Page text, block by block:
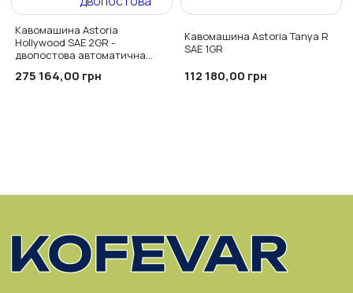
Кавомашина Astoria
Hollywood SAE 2GR -
двопостова автоматична
275 164,00 грн
Кавомашина Astoria Tanya R
SAE 1GR
112 180,00 грн